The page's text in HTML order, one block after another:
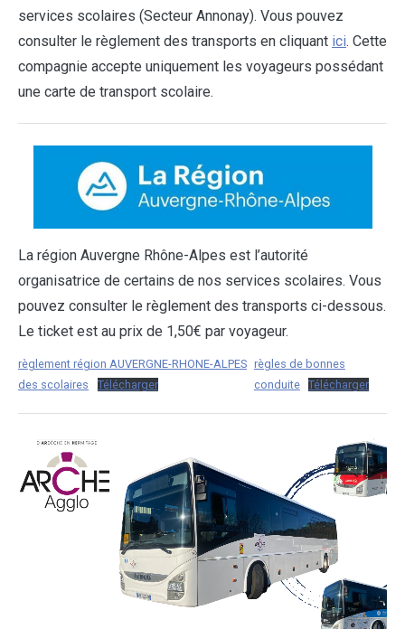
services scolaires (Secteur Annonay). Vous pouvez
consulter le règlement des transports en cliquant ici. Cette
compagnie accepte uniquement les voyageurs possédant
une carte de transport scolaire.
La région Auvergne Rhône-Alpes est l’autorité
organisatrice de certains de nos services scolaires. Vous
pouvez consulter le règlement des transports ci-dessous.
Le ticket est au prix de 1,50€ par voyageur.
règlement région AUVERGNE-RHONE-ALPES
des scolaires
Télécharger
règles de bonnes
conduite
Télécharger